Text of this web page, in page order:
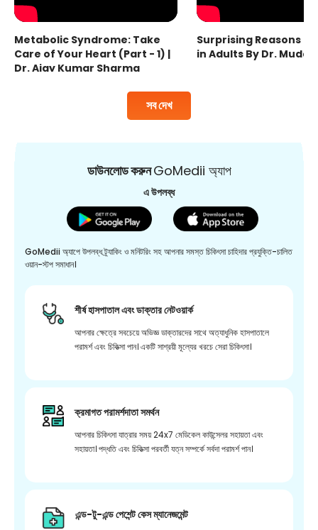
সব দেখ
Metabolic Syndrome: Take
Care of Your Heart (Part - 1) |
Dr. Ajay Kumar Sharma
Surprising Reasons
in Adults By Dr.
ডাউনলোড করুনGoMedii অ্যাপ
এ উপলব্ধ
GoMedii অ্যাপে উপলব্ধ ট্র্যাকিং ও মনিটরিং সহ আপনার সমস্ত চিকিৎসা চাহিদার প্রযুক্তি-চালিত
ওয়ান-স্টপ সমাধান।
শীর্ষ হাসপাতাল এবং ডাক্তার নেটওয়ার্ক
আপনার ক্ষেত্রে সবচেয়ে অভিজ্ঞ ডাক্তারদের সাথে অত্যাধুনিক হাসপাতালে
পরামর্শ এবং চিকিত্সা পান। একটি সাশ্রয়ী মূল্যের খরচে সেরা চিকিৎসা।
ক্রমাগত পরামর্শদাতা সমর্থন
আপনার চিকিৎসা যাত্রার সময় 24x7 মেডিকেল কাউন্সেলর সহায়তা এবং
সহায়তা। পদ্ধতি এবং চিকিত্সা পরবর্তী যত্ন সম্পর্কে সর্বদা পরামর্শ পান।
এন্ড-টু-এন্ড পেশেন্ট কেস ম্যানেজমেন্ট